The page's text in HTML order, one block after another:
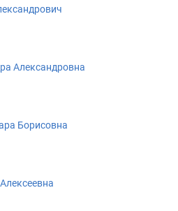
Александровна
Борисовна